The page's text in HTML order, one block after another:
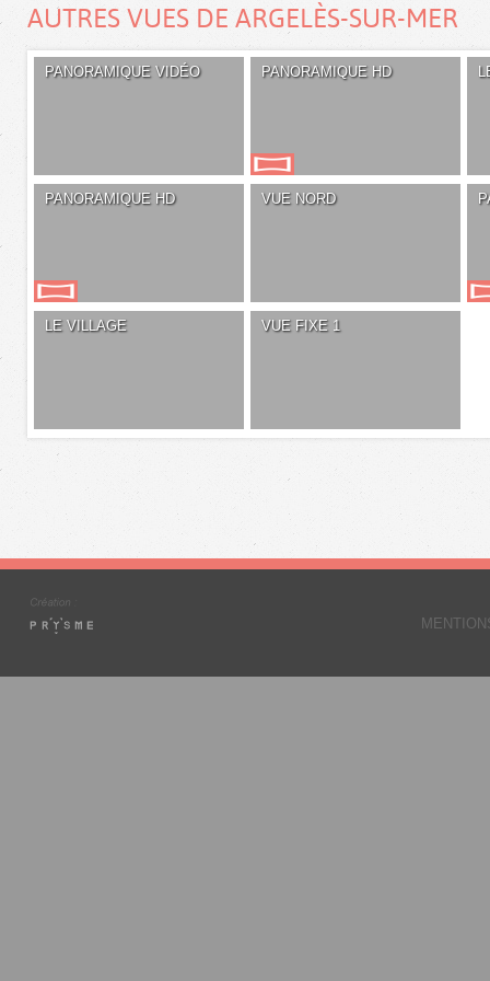
AUTRES VUES DE ARGELÈS-SUR-MER
PANORAMIQUE VIDÉO PANORAMIQUE HD
PANORAMIQUE HD VUE NORD
LE VILLAGE VUE FIXE 1